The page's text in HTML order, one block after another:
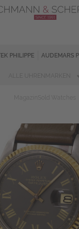
PHILIPPE AUDEMARS